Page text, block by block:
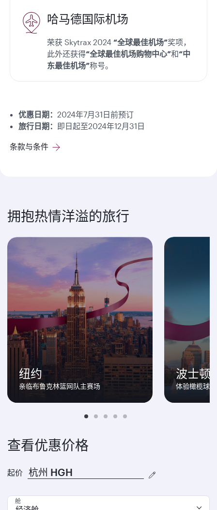
哈马德国际机场
荣获 Skytrax 2024 “全球最佳机场”奖项，
此外还获得“全球最佳机场购物中心”和“中
东最佳机场”称号。
优惠日期： 2024年7月31日前预订
旅行日期： 即日起至2024年12月31日
条款与条件
拥抱热情洋溢的旅行
纽约
亲临布鲁克林篮网队主赛场
波士顿
体验橄榄球
查看优惠价格
起价
舱